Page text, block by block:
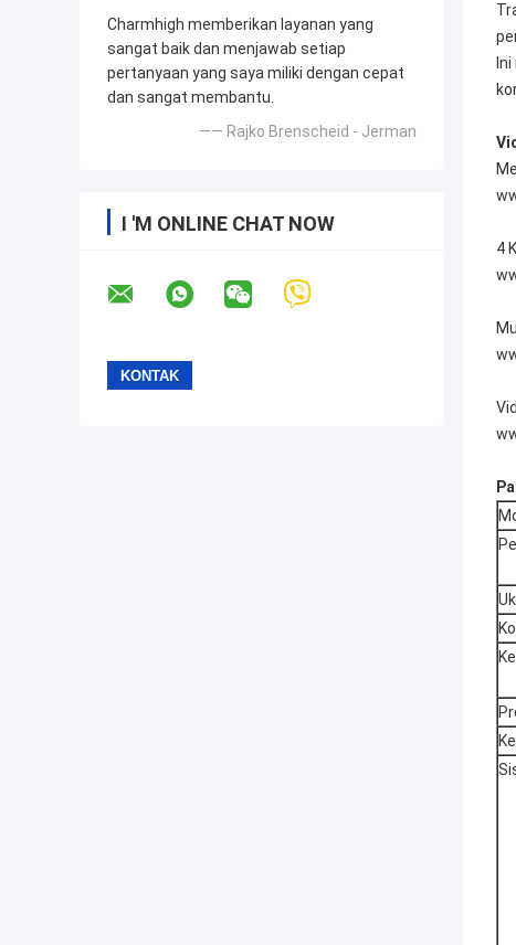
Charmhigh memberikan layanan yang
sangat baik dan menjawab setiap
pertanyaan yang saya miliki dengan cepat
dan sangat membantu.
—— Rajko Brenscheid - Jerman
I 'M ONLINE CHAT NOW
4